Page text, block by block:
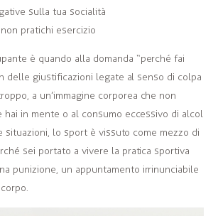
sulla tua socialità
pratichi esercizio
è quando alla domanda “perché fai
delle giustificazioni legate al senso di colpa
a un’immagine corporea che non
hai in mente o al consumo eccessivo di alcol
situazioni, lo sport è vissuto come mezzo di
sei portato a vivere la pratica sportiva
punizione, un appuntamento irrinunciabile